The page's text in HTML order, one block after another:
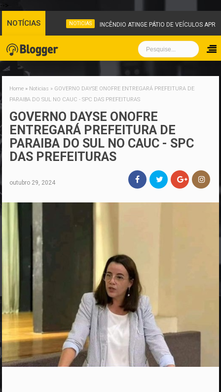
-->
NOTÍCIAS NOTICIAS INCÊNDIO ATINGE PÁTIO DE VEÍCULOS
Home » Noticias » GOVERNO DAYSE ONOFRE ENTREGARÁ PREFEITURA DE
PARAIBA DO SUL NO CAUC - SPC DAS PREFEITURAS
GOVERNO DAYSE ONOFRE
ENTREGARÁ PREFEITURA DE
PARAIBA DO SUL NO CAUC - SPC
DAS PREFEITURAS
outubro 29, 2024